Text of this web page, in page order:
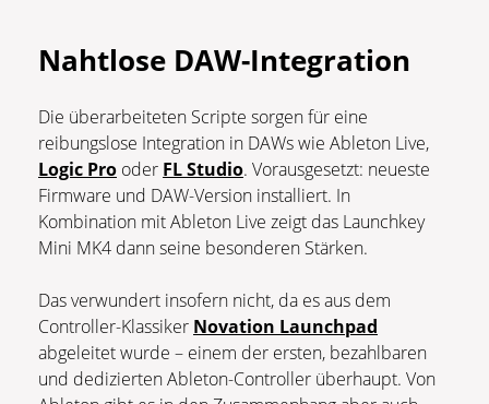
Nahtlose DAW-Integration
Die überarbeiteten Scripte sorgen für eine
reibungslose Integration in DAWs wie Ableton Live,
Logic Pro oder FL Studio. Vorausgesetzt: neueste
Firmware und DAW-Version installiert. In
Kombination mit Ableton Live zeigt das Launchkey
Mini MK4 dann seine besonderen Stärken.
Das verwundert insofern nicht, da es aus dem
Controller-Klassiker Novation Launchpad
abgeleitet wurde – einem der ersten, bezahlbaren
und dedizierten Ableton-Controller überhaupt. Von